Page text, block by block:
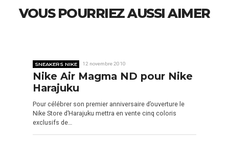
VOUS POURRIEZ AUSSI AIMER
SNEAKERS NIKE 12 novembre 2010
Nike Air Magma ND pour Nike
Harajuku
Pour célébrer son premier anniversaire d’ouverture le
Nike Store d’Harajuku mettra en vente cinq coloris
exclusifs de…